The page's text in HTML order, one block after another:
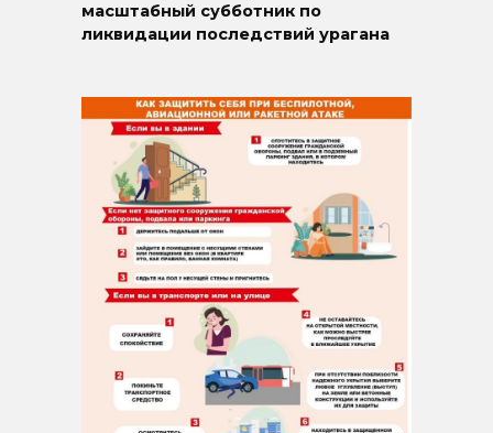
масштабный субботник по
ликвидации последствий урагана